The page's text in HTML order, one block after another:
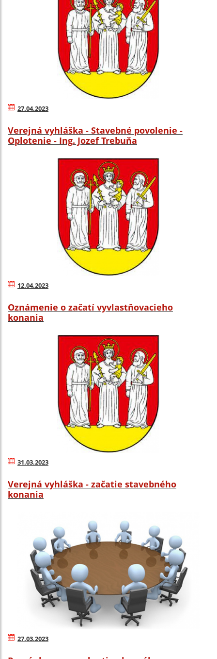
27.04.2023
Verejná vyhláška - Stavebné povolenie -
Oplotenie - Ing. Jozef Trebuňa
12.04.2023
Oznámenie o začatí vyvlastňovacieho
konania
31.03.2023
Verejná vyhláška - začatie stavebného
konania
27.03.2023